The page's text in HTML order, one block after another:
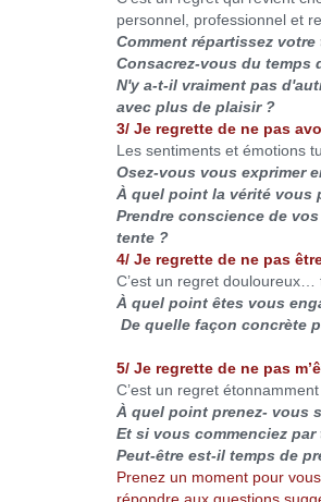
personnel, professionnel et
Comment répartissez votre
Consacrez-vous du temps
N'y a-t-il vraiment pas
avec plus de plaisir ?
3/ Je regrette de ne pas
Les sentiments et émotions
Osez-vous vous exprimer
À quel point la vérité vous
Prendre conscience de
tente ?
4/ Je regrette de ne pas
C’est un regret douloureux…
À quel point êtes vous
De quelle façon concrète
5/ Je regrette de ne pas
C’est un regret
À quel point prenez- vous
Et si vous commenciez
Peut-être est-il temps de
Prenez un moment pour